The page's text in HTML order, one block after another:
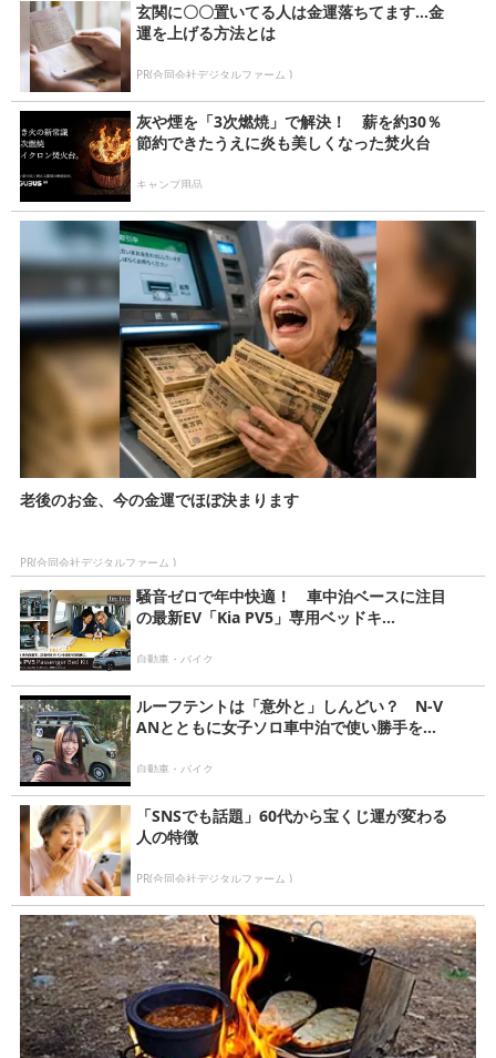
玄関に〇〇置いてる人は金運落ちてます…金
運を上げる方法とは
PR(合同会社デジタルファーム )
灰や煙を「3次燃焼」で解決！ 薪を約30％
節約できたうえに炎も美しくなった焚火台
キャンプ用品
老後のお金、今の金運でほぼ決まります
PR(合同会社デジタルファーム )
騒音ゼロで年中快適！ 車中泊ベースに注目
の最新EV「Kia PV5」専用ベッドキ...
自動車・バイク
ルーフテントは「意外と」しんどい？ N-V
ANとともに女子ソロ車中泊で使い勝手を...
自動車・バイク
「SNSでも話題」60代から宝くじ運が変わる
人の特徴
PR(合同会社デジタルファーム )